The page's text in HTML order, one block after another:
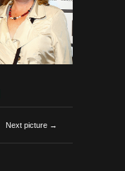
Next picture →